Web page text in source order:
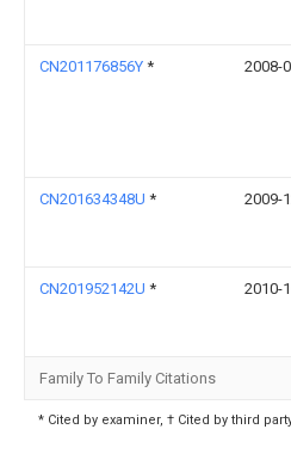
CN201176856Y * 2008-
CN201634348U * 2009-
CN201952142U * 2010-
Family To Family Citations
* Cited by examiner, † Cited by third